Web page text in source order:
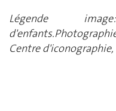
Légende
Centre